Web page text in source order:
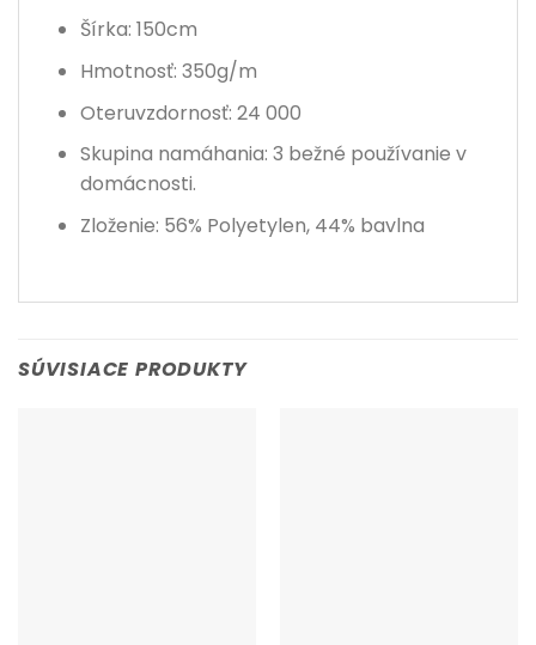
Šírka: 150cm
Hmotnosť: 350g/m
Oteruvzdornosť: 24 000
Skupina namáhania: 3 bežné používanie v
domácnosti.
Zloženie: 56% Polyetylen, 44% bavlna
SÚVISIACE PRODUKTY